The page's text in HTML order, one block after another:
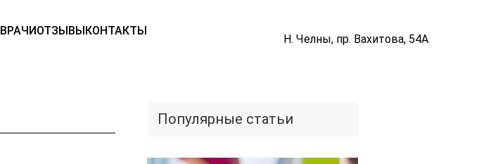
ВРАЧИОТЗЫВЫКОНТАКТЫ
Н. Челны, пр. Вахитова, 54А
Популярные статьи